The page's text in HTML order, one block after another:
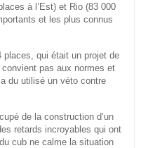
à l’Est) et Rio (83 000
et les plus connus
places, qui était un projet de
pas aux normes et
du utilisé un véto contre
de la construction d’un
retards incroyables qui ont
cub ne calme la situation